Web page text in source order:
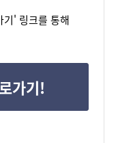
기' 링크를 통해
가기!